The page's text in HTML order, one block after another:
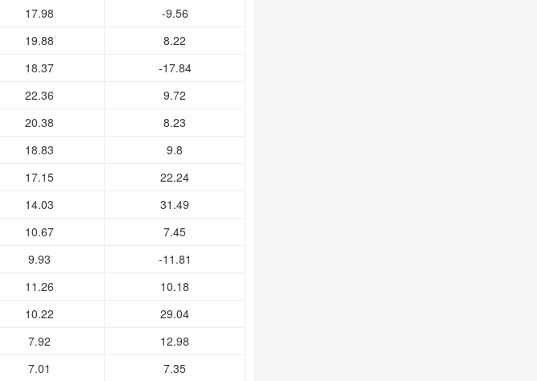
17.98
-9.56
19.88
8.22
18.37
-17.84
22.36
9.72
20.38
8.23
18.83
9.8
17.15
22.24
14.03
31.49
10.67
7.45
9.93
-11.81
11.26
10.18
10.22
29.04
7.92
12.98
7.01
7.35